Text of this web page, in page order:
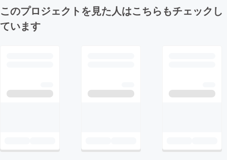
このプロジェクトを見た人はこちらもチェックし
ています